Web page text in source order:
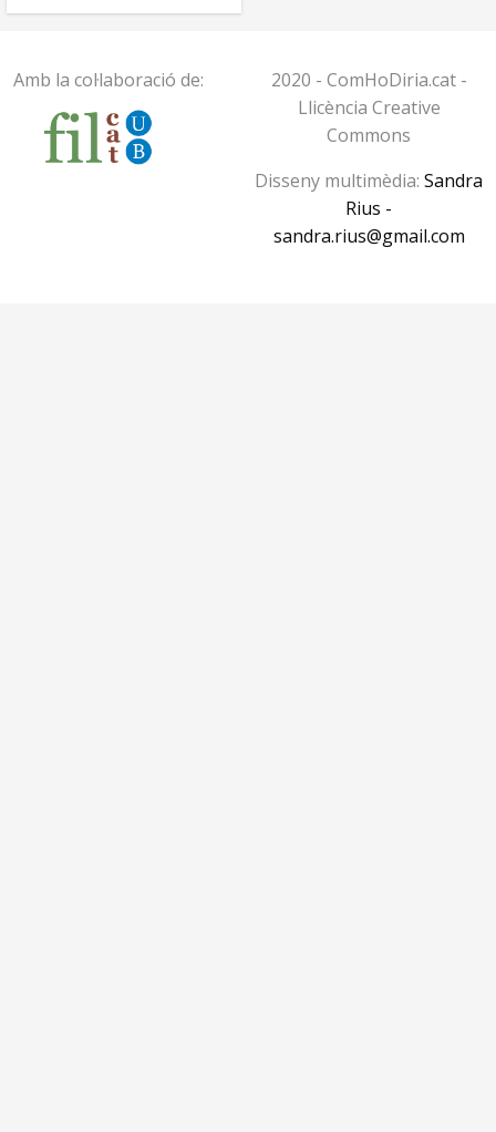
Amb la col·laboració de:
2020 - ComHoDiria.cat -
Llicència Creative
Commons
Disseny multimèdia: Sandra
Rius -
sandra.rius@gmail.com